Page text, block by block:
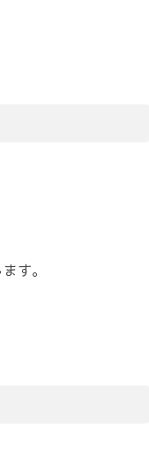
す。